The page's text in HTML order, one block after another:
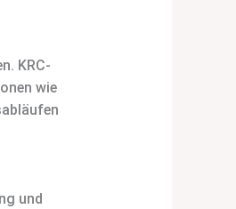
KRC-
wie
und